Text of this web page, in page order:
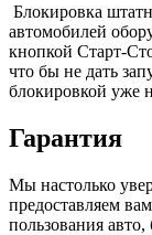
Блокировка
автомобилей
кнопкой Старт-
что бы не дать
блокировкой уже
Гарантия
Мы настолько
предоставляем вам
пользования